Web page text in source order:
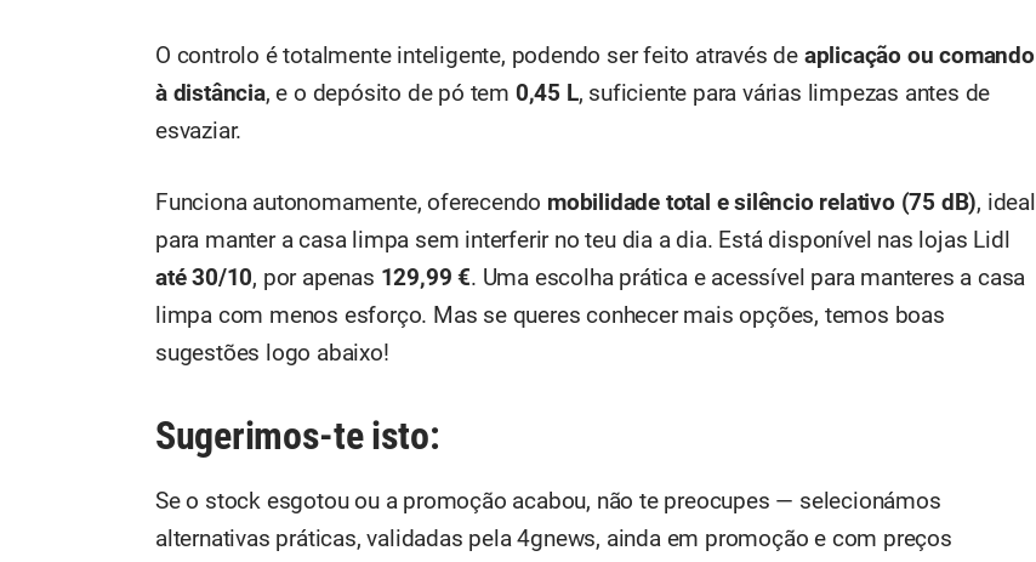
O controlo é totalmente inteligente, podendo ser feito através de aplicação ou comando
à distância, e o depósito de pó tem 0,45 L, suficiente para várias limpezas antes de
esvaziar.
Funciona autonomamente, oferecendo mobilidade total e silêncio relativo (75 dB), ideal
para manter a casa limpa sem interferir no teu dia a dia. Está disponível nas lojas Lidl
até 30/10, por apenas 129,99 €. Uma escolha prática e acessível para manteres a casa
limpa com menos esforço. Mas se queres conhecer mais opções, temos boas
sugestões logo abaixo!
Sugerimos-te isto:
Se o stock esgotou ou a promoção acabou, não te preocupes — selecionámos
alternativas práticas, validadas pela 4gnews, ainda em promoção e com preços